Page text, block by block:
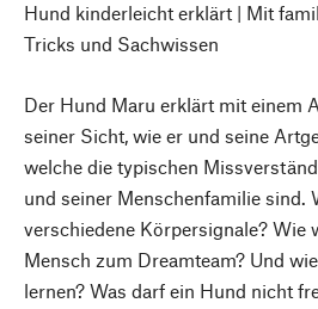
Hund kinderleicht erklärt | Mit
Tricks und Sachwissen
Der Hund Maru erklärt mit einem
seiner Sicht, wie er und seine
welche die typischen
und seiner Menschenfamilie sind.
verschiedene Körpersignale? Wie
Mensch zum Dreamteam? Und
lernen? Was darf ein Hund nicht